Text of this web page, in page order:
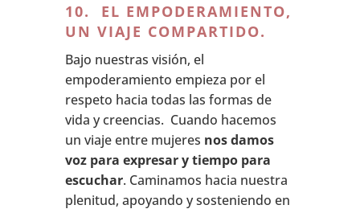
10. EL EMPODERAMIENTO,
UN VIAJE COMPARTIDO.
Bajo nuestras visión, el
empoderamiento empieza por el
respeto hacia todas las formas de
vida y creencias. Cuando hacemos
un viaje entre mujeres nos damos
voz para expresar y tiempo para
escuchar. Caminamos hacia nuestra
plenitud, apoyando y sosteniendo en